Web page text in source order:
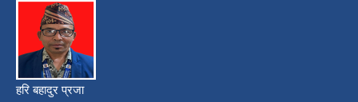
हरि बहादुर प्रजा